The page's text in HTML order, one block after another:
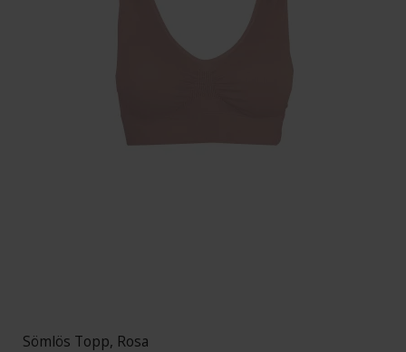
Sömlös Topp, Rosa